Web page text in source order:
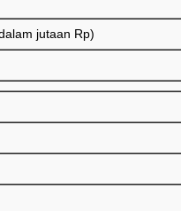
jutaan Rp)